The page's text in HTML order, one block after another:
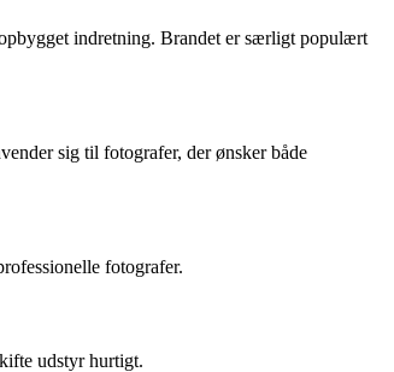
indretning. Brandet er særligt populært
sig til fotografer, der ønsker både
fotografer.
udstyr hurtigt.